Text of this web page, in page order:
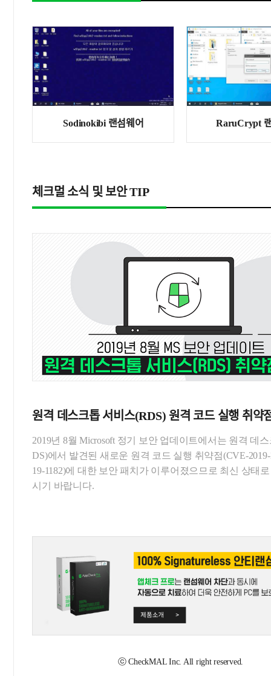
Sodinokibi 랜섬웨어 RaruCrypt
체크멀 소식 및 보안 TIP
원격 데스크톱 서비스(RDS) 원격 코드 실행 취약
2019년 8월 Microsoft 정기 보안 업데이트에서는 원격 데
DS)에서 발견된 새로운 원격 코드 실행 취약점(CVE-2019-
19-1182)에 대한 보안 패치가 이루어졌으므로 최신 상태
시기 바랍니다.
ⓒ CheckMAL Inc. All right reserved.